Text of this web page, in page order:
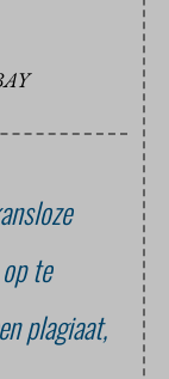
te
plagiaat,